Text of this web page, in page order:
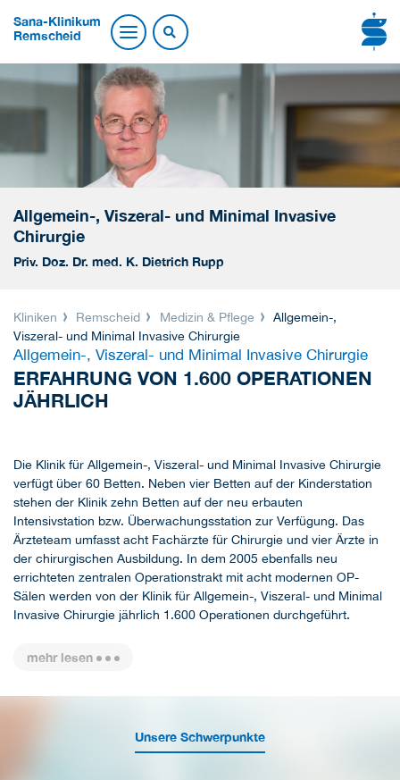
Sana-Klinikum
Remscheid
Allgemein-, Viszeral- und Minimal Invasive
Chirurgie
Priv. Doz. Dr. med. K. Dietrich Rupp
Kliniken Remscheid Medizin & Pflege
Allgemein-,
Viszeral- und Minimal Invasive Chirurgie
Allgemein-, Viszeral- und Minimal Invasive Chirurgie
ERFAHRUNG VON 1.600 OPERATIONEN
JÄHRLICH
Die Klinik für Allgemein-, Viszeral- und Minimal Invasive Chirurgie
verfügt über 60 Betten. Neben vier Betten auf der Kinderstation
stehen der Klinik zehn Betten auf der neu erbauten
Intensivstation bzw. Überwachungsstation zur Verfügung. Das
Ärzteteam umfasst acht Fachärzte für Chirurgie und vier Ärzte in
der chirurgischen Ausbildung. In dem 2005 ebenfalls neu
errichteten zentralen Operationstrakt mit acht modernen OP-
Sälen werden von der Klinik für Allgemein-, Viszeral- und Minimal
Invasive Chirurgie jährlich 1.600 Operationen durchgeführt.
mehr lesen
Unsere Schwerpunkte